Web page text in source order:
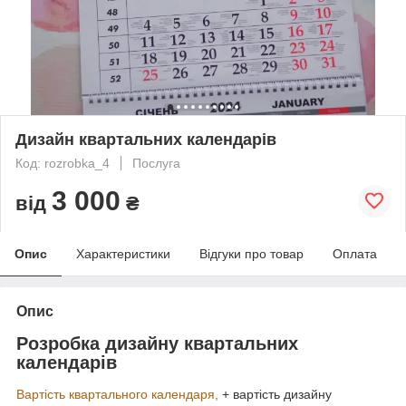
Дизайн квартальних календарів
Код: rozrobka_4 Послуга
від 3 000 ₴
Опис Характеристики Відгуки про товар Оплата
Опис
Розробка дизайну квартальних
календарів
Вартість квартального календаря, + вартість дизайну